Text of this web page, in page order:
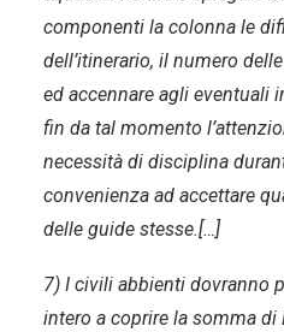
componenti la colonna le
dell’itinerario, il numero
ed accennare agli eventuali
fin da tal momento
necessità di disciplina
convenienza ad accettare
delle guide stesse.[…]
7) I civili abbienti dovranno
intero a coprire la somma di